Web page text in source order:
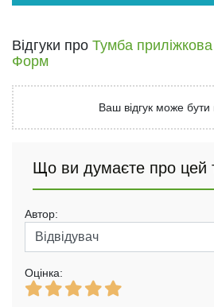
Відгуки про Тумба
Форм
Ваш відгук може
Що ви думаєте про цей
Автор:
Оцінка: